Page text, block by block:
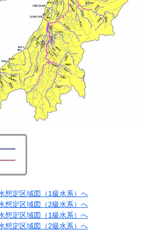
想定区域図（1級水系）へ
想定区域図（2級水系）へ
想定区域図（1級水系）へ
想定区域図（2級水系）へ